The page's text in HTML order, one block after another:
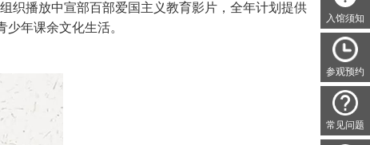
入馆须知
参观预约
常见问题
织播放中宣部百部爱国主义教育影片，全年计划提供
年课余文化生活。